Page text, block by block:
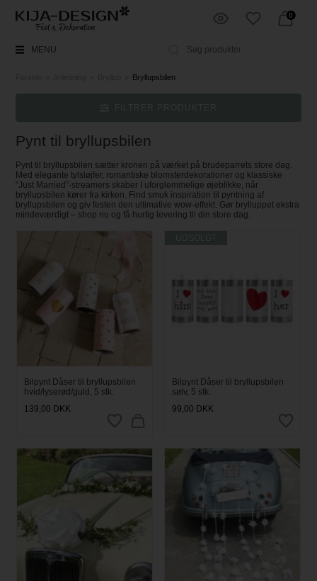
0
MENU
Bryllupsbilen
Pynt til bryllupsbilen
Pynt til bryllupsbilen sætter kronen på værket på brudeparrets store dag.
Med elegante tylsløjfer, romantiske blomsterdekorationer og klassiske
“Just Married”-streamers skaber I uforglemmelige øjeblikke, når
bryllupsbilen kører fra kirken. Find smuk inspiration til pyntning af
bryllupsbilen og giv festen den ultimative wow-effekt. Gør brylluppet ekstra
mindeværdigt – shop nu og få hurtig levering til din store dag.
Bilpynt Dåser til bryllupsbilen
hvid/lyserød/guld, 5 stk.
139,00 DKK
Bilpynt Dåser til bryllupsbilen
sølv, 5 stk.
99,00 DKK